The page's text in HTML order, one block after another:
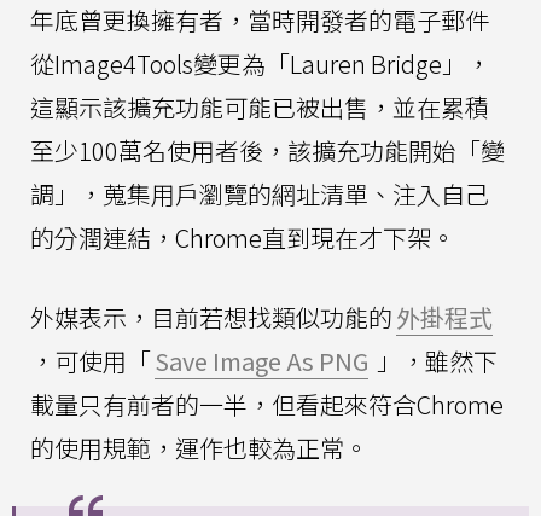
年底曾更換擁有者，當時開發者的電子郵件
從Image4Tools變更為「Lauren Bridge」，
這顯示該擴充功能可能已被出售，並在累積
至少100萬名使用者後，該擴充功能開始「變
調」，蒐集用戶瀏覽的網址清單、注入自己
的分潤連結，Chrome直到現在才下架。
外媒表示，目前若想找類似功能的外掛程式
，可使用「Save Image As PNG 」，雖然下
載量只有前者的一半，但看起來符合Chrome
的使用規範，運作也較為正常。